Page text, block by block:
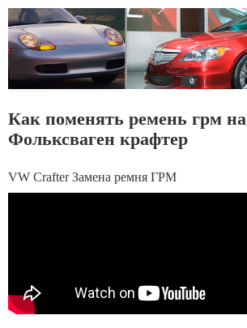
Как поменять ремень грм на
Фольксваген крафтер
VW Crafter Замена ремня ГРМ